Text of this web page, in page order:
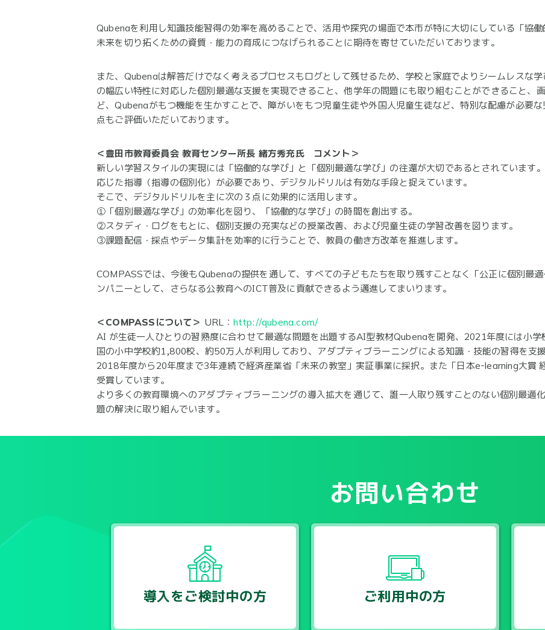
Qubenaを利用し知識技能習得の効率を高めることで、活用や探究の場面で本市が特に大切にしている「協
未来を切り拓くための資質・能力の育成につなげられることに期待を寄せていただいております。
また、Qubenaは解答だけでなく考えるプロセスもログとして残せるため、学校と家庭でよりシームレスな
の幅広い特性に対応した個別最適な支援を実現できること、他学年の問題にも取り組むことができること、
ど、Qubenaがもつ機能を生かすことで、障がいをもつ児童生徒や外国人児童生徒など、特別な配慮が必要
点もご評価いただいております。
＜豊田市教育委員会 教育センター所長 緒方秀充氏 コメント＞
新しい学習スタイルの実現には「協働的な学び」と「個別最適な学び」の往還が大切であるとされています
応じた指導（指導の個別化）が必要であり、デジタルドリルは有効な手段と捉えています。
そこで、デジタルドリルを主に次の３点に効果的に活用します。
①「個別最適な学び」の効率化を図り、「協働的な学び」の時間を創出する。
②スタディ・ログをもとに、個別支援の充実などの授業改善、および児童生徒の学習改善を図ります。
③課題配信・採点やデータ集計を効率的に行うことで、教員の働き方改革を推進します。
COMPASSでは、今後もQubenaの提供を通して、すべての子どもたちを取り残すことなく「公正に個別最
ンパニーとして、さらなる公教育へのICT普及に貢献できるよう邁進してまいります。
＜COMPASSについて＞ URL： http://qubena.com/
AI が生徒一人ひとりの習熟度に合わせて最適な問題を出題するAI型教材Qubenaを開発、2021年度には小
国の小中学校約1,800校、約50万人が利用しており、アダプティブラーニングによる知識・技能の習得を支援
2018年度から20年度まで3年連続で経済産業省「未来の教室」実証事業に採択。また「日本e-learning大賞
受賞しています。
より多くの教育環境へのアダプティブラーニングの導入拡大を通じて、誰一人取り残すことのない個別最適
題の解決に取り組んでいます。
お問い合わせ
導入をご検討中の方 ご利用中の方